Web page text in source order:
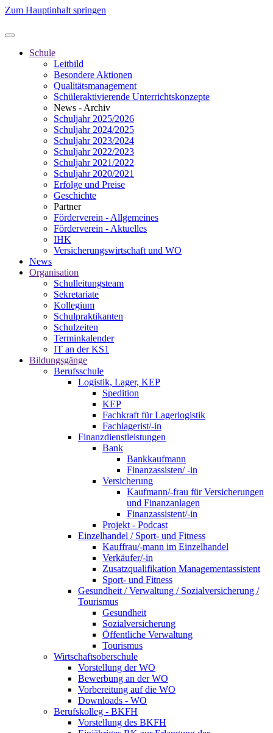
Zum Hauptinhalt springen
Schule
Leitbild
Besondere Aktionen
Qualitätsmanagement
Schüleraktivierende Unterrichtskonzepte
News - Archiv
Schuljahr 2025/2026
Schuljahr 2024/2025
Schuljahr 2023/2024
Schuljahr 2022/2023
Schuljahr 2021/2022
Schuljahr 2020/2021
Erfolge und Preise
Geschichte
Partner
Förderverein - Allgemeines
Förderverein - Aktuelles
IHK
Versicherungswirtschaft und WO
News
Organisation
Schulleitungsteam
Sekretariate
Kollegium
Schulpraktikanten
Schulzeiten
Terminkalender
IT an der KS1
Bildungsgänge
Berufsschule
Logistik, Lager, KEP
Spedition
KEP
Fachkraft für Lagerlogistik
Fachlagerist/-in
Finanzdienstleistungen
Bank
Bankkaufmann
Finanzassisten/ -in
Versicherung
Kaufmann/-frau für Versicherungen
und Finanzanlagen
Finanzassistent/-in
Projekt - Podcast
Einzelhandel / Sport- und Fitness
Kauffrau/-mann im Einzelhandel
Verkäufer/-in
Zusatzqualifikation Managementassistent
Sport- und Fitness
Gesundheit / Verwaltung / Sozialversicherung /
Tourismus
Gesundheit
Sozialversicherung
Öffentliche Verwaltung
Tourismus
Wirtschaftsoberschule
Vorstellung der WO
Bewerbung an der WO
Vorbereitung auf die WO
Downloads - WO
Berufskolleg - BKFH
Vorstellung des BKFH